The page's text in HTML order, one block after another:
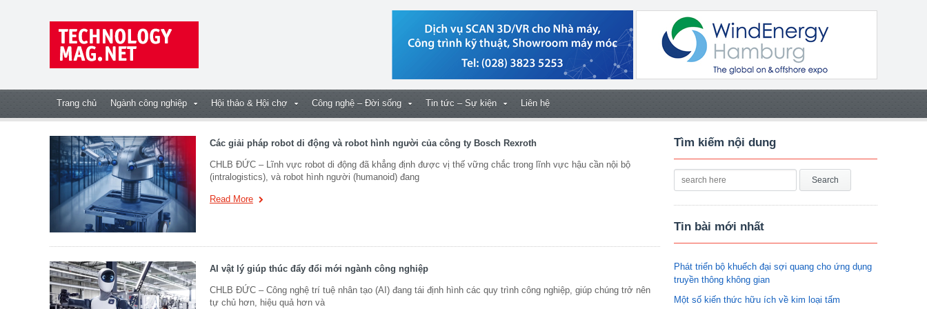
Trang chủ Ngành công nghiệp Hội thảo & Hội chợ Công nghệ – Đời sống Tin tức – Sự kiện Liên hệ
Các giải pháp robot di động và robot hình người của công ty Bosch Rexroth
CHLB ĐỨC – Lĩnh vực robot di động đã khẳng định được vị thế vững chắc trong lĩnh vực hậu cần nội bộ
(intralogistics), và robot hình người (humanoid) đang
Read More
AI vật lý giúp thúc đẩy đổi mới ngành công nghiệp
CHLB ĐỨC – Công nghệ trí tuệ nhân tạo (AI) đang tái định hình các quy trình công nghiệp, giúp chúng trở nên
tự chủ hơn, hiệu quả hơn và
Tìm kiếm nội dung
Tin bài mới nhất
Phát triển bộ khuếch đại sợi quang cho ứng dụng
truyền thông không gian
Một số kiến thức hữu ích về kim loại tấm